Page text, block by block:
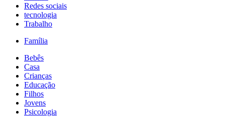
Redes sociais
tecnologia
Trabalho
Família
Bebês
Casa
Crianças
Educação
Filhos
Jovens
Psicologia